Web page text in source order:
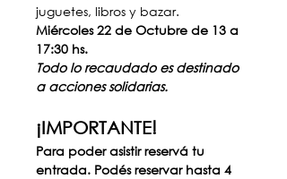
juguetes, libros y bazar.
Miércoles 22 de Octubre de 13 a
17:30 hs.
Todo lo recaudado es destinado
a acciones solidarias.
¡IMPORTANTE!
Para poder asistir reservá tu
entrada. Podés reservar hasta 4